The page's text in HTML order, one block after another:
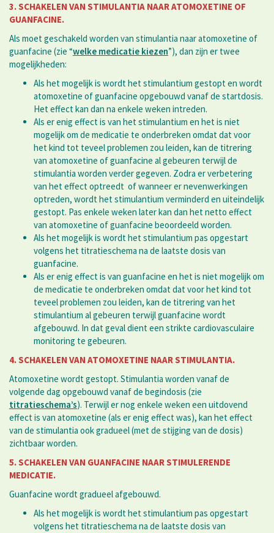
3. SCHAKELEN VAN STIMULANTIA NAAR ATOMOXETINE OF
GUANFACINE.
Als moet geschakeld worden van stimulantia naar atomoxetine of
guanfacine (zie “welke medicatie kiezen”), dan zijn er twee
mogelijkheden:
Als het mogelijk is wordt het stimulantium gestopt en wordt
atomoxetine of guanfacine opgebouwd vanaf de startdosis.
Het effect kan dan na enkele weken intreden.
Als er enig effect is van het stimulantium en het is niet
mogelijk om de medicatie te onderbreken omdat dat voor
het kind tot teveel problemen zou leiden, kan de titrering
van atomoxetine of guanfacine al gebeuren terwijl de
stimulantia worden verder gegeven. Zodra er verbetering
van het effect optreedt of wanneer er nevenwerkingen
optreden, wordt het stimulantium verminderd en uiteindelijk
gestopt. Pas enkele weken later kan dan het netto effect
van atomoxetine of guanfacine beoordeeld worden.
Als het mogelijk is wordt het stimulantium pas opgestart
volgens het titratieschema na de laatste dosis van
guanfacine.
Als er enig effect is van guanfacine en het is niet mogelijk om
de medicatie te onderbreken omdat dat voor het kind tot
teveel problemen zou leiden, kan de titrering van het
stimulantium al gebeuren terwijl guanfacine wordt
afgebouwd. In dat geval dient een strikte cardiovasculaire
monitoring te gebeuren.
4. SCHAKELEN VAN ATOMOXETINE NAAR STIMULANTIA.
Atomoxetine wordt gestopt. Stimulantia worden vanaf de
volgende dag opgebouwd vanaf de begindosis (zie
titratieschema’s). Terwijl er nog enkele weken een uitdovend
effect is van atomoxetine (als er enig effect was), kan het effect
van de stimulantia ook gradueel (met de stijging van de dosis)
zichtbaar worden.
5. SCHAKELEN VAN GUANFACINE NAAR STIMULERENDE
MEDICATIE.
Guanfacine wordt gradueel afgebouwd.
Als het mogelijk is wordt het stimulantium pas opgestart
volgens het titratieschema na de laatste dosis van